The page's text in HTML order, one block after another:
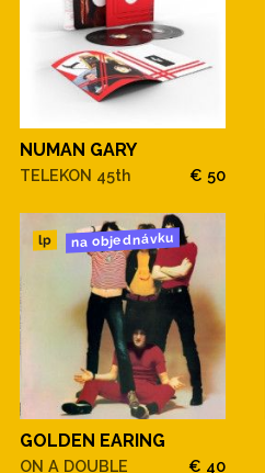
NUMAN GARY
TELEKON 45th € 50
lp na objednávku
GOLDEN EARING
ON A DOUBLE € 40